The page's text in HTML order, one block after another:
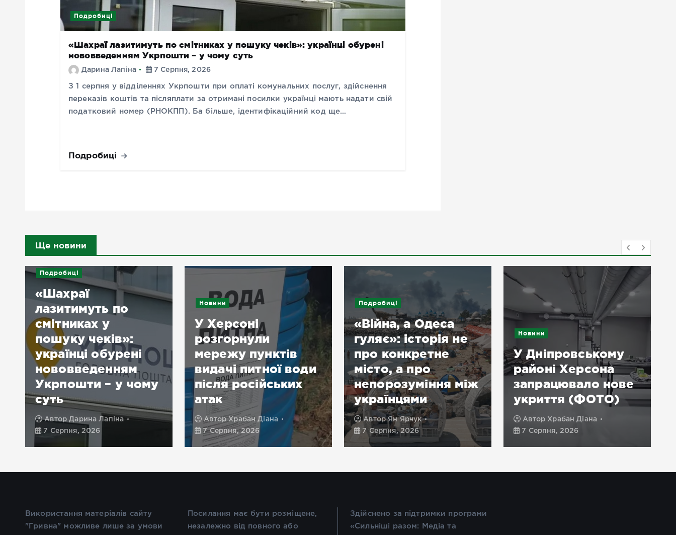
Подробиці
«Шахраї лазитимуть по смітниках у пошуку чеків»: українці обурені
нововведенням Укрпошти – у чому суть
Дарина Лапіна 7 Серпня, 2026
З 1 серпня у відділеннях Укрпошти при оплаті комунальних послуг, здійснення
переказів коштів та післяплати за отримані посилки українці мають надати свій
податковий номер (РНОКПП). Ба більше, ідентифікаційний код ще…
Подробиці
Ще новини
Подробиці
«Шахраї
лазитимуть по
смітниках у
пошуку чеків»:
українці обурені
нововведенням
Укрпошти – у чому
суть
АвторДарина Лапіна
7 Серпня, 2026
Новини
У Херсоні
розгорнули
мережу пунктів
видачі питної води
після російських
атак
АвторХрабан Діана
7 Серпня, 2026
Подробиці
«Війна, а Одеса
гуляє»: історія не
про конкретне
місто, а про
непорозуміння між
українцями
АвторЯн Ярчук
7 Серпня, 2026
Новини
У Дніпровському
районі Херсона
запрацювало нове
укриття (ФОТО)
Автор Храбан Діана
7 Серпня, 2026
Використання матеріалів сайту
"Гривна" можливе лише за умови
Посилання має бути розміщене,
незалежно від повного або
Здійснено за підтримки програми
«Сильніші разом: Медіа та